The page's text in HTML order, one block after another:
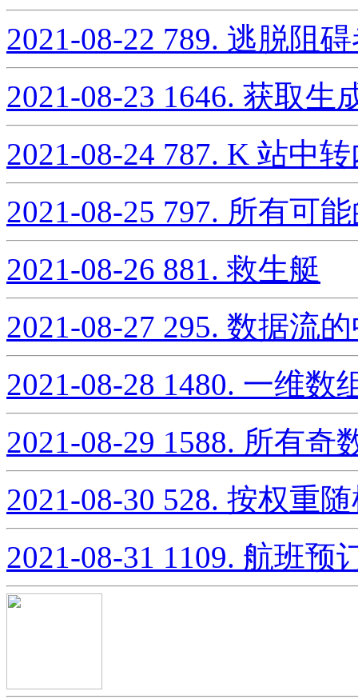
2021-08-22 789. 逃脱阻
2021-08-23 1646. 获取生
2021-08-24 787. K 站中
2021-08-25 797. 所有可
2021-08-26 881. 救生艇
2021-08-27 295. 数据流
2021-08-28 1480. 一维数
2021-08-29 1588. 所有奇
2021-08-30 528. 按权重
2021-08-31 1109. 航班预